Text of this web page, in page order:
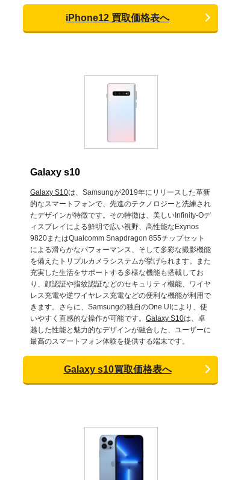
iPhone12 買取価格表へ
Galaxy s10
Galaxy S10は、Samsungが2019年にリリースした革新
的なスマートフォンで、先進のテクノロジーと洗練され
たデザインが特徴です。その特徴は、美しいInfinity-Oデ
ィスプレイによる鮮明で広い視野、高性能なExynos
9820またはQualcomm Snapdragon 855チップセット
による滑らかなパフォーマンス、そして多彩な撮影機能
を備えたトリプルカメラシステムが挙げられます。また
充実した生活をサポートする多様な機能も搭載してお
り、顔認証や指紋認証などのセキュリティ機能、ワイヤ
レス充電や逆ワイヤレス充電などの便利な機能が利用で
きます。さらに、Samsungの独自のOne UIにより、使
いやすく直感的な操作が可能です。 Galaxy S10は、卓
越した性能と魅力的なデザインが融合した、ユーザーに
最高のスマートフォン体験を提供する端末です。
Galaxy s10買取価格表へ